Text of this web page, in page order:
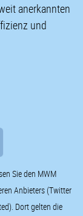
anerkannten
und
Sie den MWM
Anbieters (Twitter
Dort gelten die